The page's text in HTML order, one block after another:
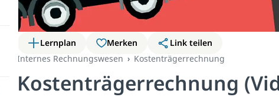
Lernplan Merken
Link teilen
Internes Rechnungswesen
Kostenträgerrechnung
Kostenträgerrechnung